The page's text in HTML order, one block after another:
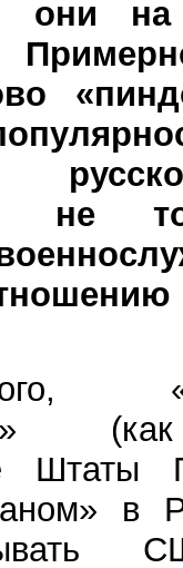
они
не
Штаты
в